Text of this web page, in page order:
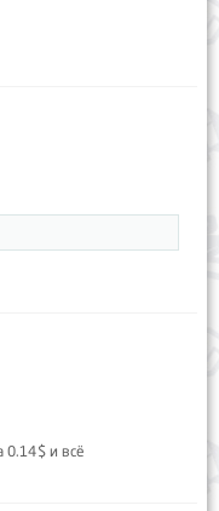
0.14$ и всё